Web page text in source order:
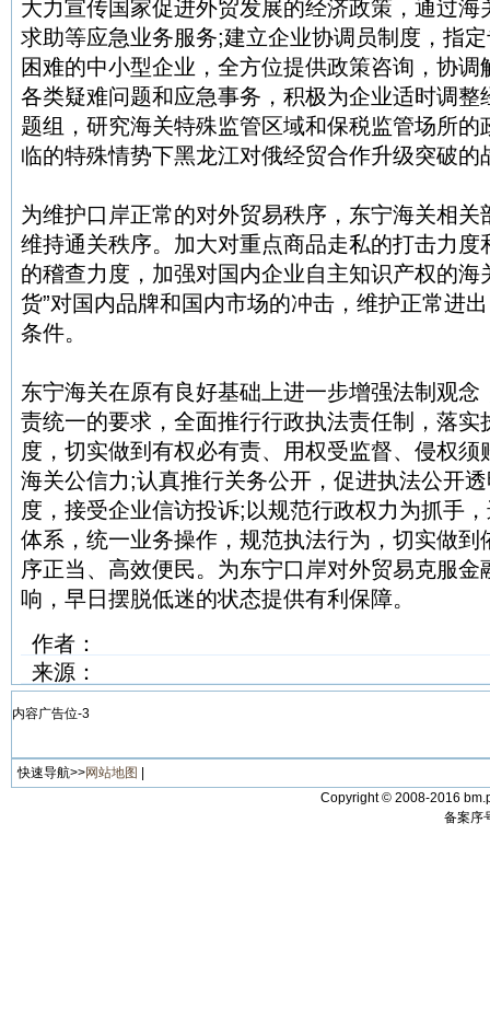
大力宣传国家促进外贸发展的经济政策，通过
求助等应急业务服务;建立企业协调员制度，指
困难的中小型企业，全方位提供政策咨询，协
各类疑难问题和应急事务，积极为企业适时调
题组，研究海关特殊监管区域和保税监管场所
临的特殊情势下黑龙江对俄经贸合作升级突破
为维护口岸正常的对外贸易秩序，东宁海关相
维持通关秩序。加大对重点商品走私的打击力度
的稽查力度，加强对国内企业自主知识产权的海
货”对国内品牌和国内市场的冲击，维护正常进
条件。
东宁海关在原有良好基础上进一步增强法制观
责统一的要求，全面推行行政执法责任制，落实
度，切实做到有权必有责、用权受监督、侵权
海关公信力;认真推行关务公开，促进执法公开
度，接受企业信访投诉;以规范行政权力为抓手
体系，统一业务操作，规范执法行为，切实做到
序正当、高效便民。为东宁口岸对外贸易克服
响，早日摆脱低迷的状态提供有利保障。
作者：
来源：
内容广告位-3
快速导航>>网站地图 |
Copyright © 2008-2016
备案序